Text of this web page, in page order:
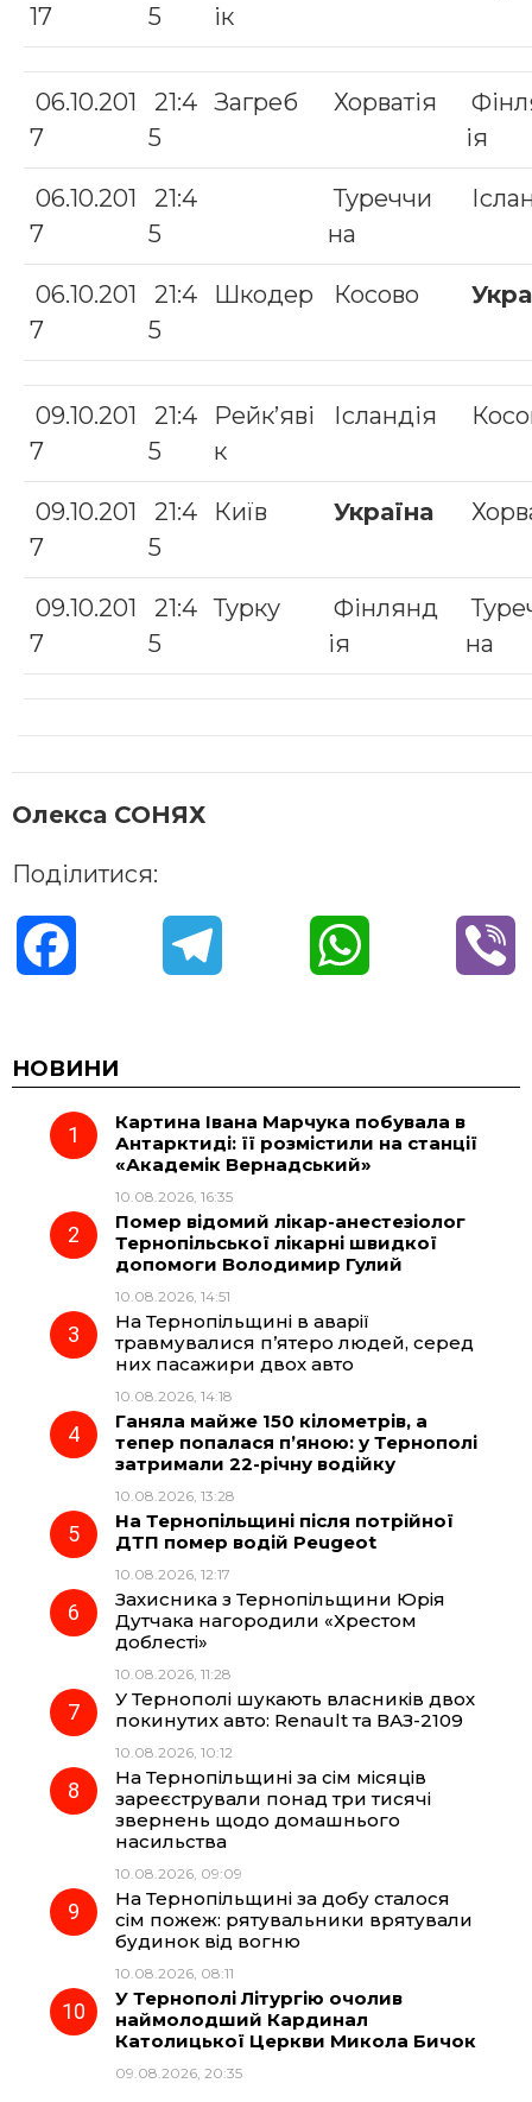
17
5
ік
06.10.201
7
21:4
5
Загреб Хорватія
ія
06.10.201
7
21:4
5
Туреччи
на
06.10.201
7
21:4
5
Шкодер Косово
09.10.201
7
21:4
5
Рейк’яві
к
Ісландія
09.10.201
7
21:4
5
Київ Україна
09.10.201
7
21:4
5
Турку
Фінлянд
ія
на
Олекса СОНЯХ
Поділитися:
c
e
o
k
e
r
a
m
t
A
НОВИНИ
Картина Івана Марчука побувала в
Антарктиді: її розмістили на станції
«Академік Вернадський»
10.08.2026, 16:35
Помер відомий лікар-анестезіолог
Тернопільської лікарні швидкої
допомоги Володимир Гулий
10.08.2026, 14:51
На Тернопільщині в аварії
травмувалися п’ятеро людей, серед
них пасажири двох авто
10.08.2026, 14:18
Ганяла майже 150 кілометрів, а
тепер попалася п’яною: у Тернополі
затримали 22-річну водійку
10.08.2026, 13:28
На Тернопільщині після потрійної
ДТП помер водій Peugeot
10.08.2026, 12:17
Захисника з Тернопільщини Юрія
Дутчака нагородили «Хрестом
доблесті»
10.08.2026, 11:28
У Тернополі шукають власників двох
покинутих авто: Renault та ВАЗ-2109
10.08.2026, 10:12
На Тернопільщині за сім місяців
зареєстрували понад три тисячі
звернень щодо домашнього
насильства
10.08.2026, 09:09
На Тернопільщині за добу сталося
сім пожеж: рятувальники врятували
будинок від вогню
10.08.2026, 08:11
У Тернополі Літургію очолив
наймолодший Кардинал
Католицької Церкви Микола Бичок
09.08.2026, 20:35